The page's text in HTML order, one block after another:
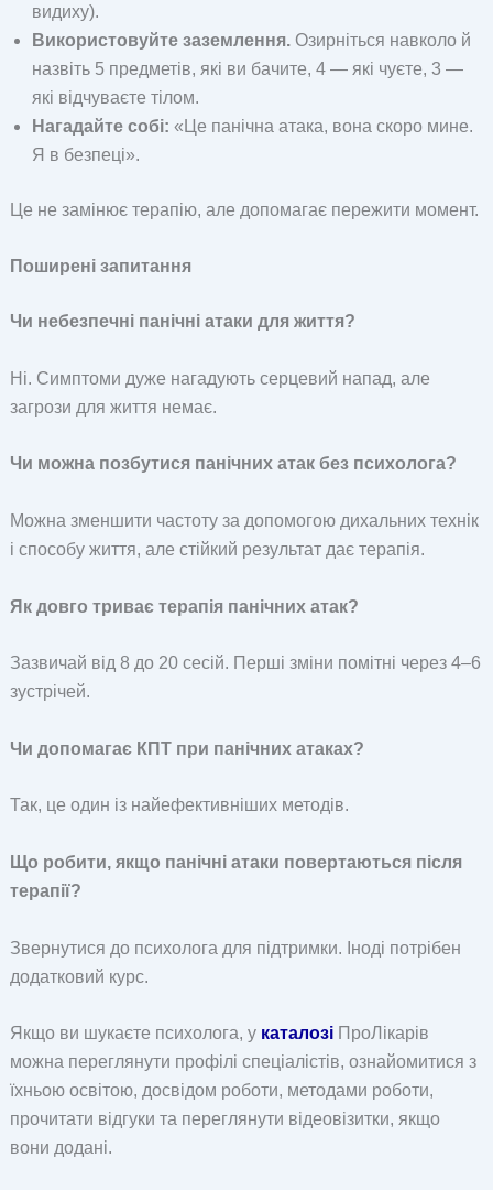
видиху).
Використовуйте заземлення.Озирніться навколо й
назвіть 5 предметів, які ви бачите, 4 — які чуєте, 3 —
які відчуваєте тілом.
Нагадайте собі: «Це панічна атака, вона скоро мине.
Я в безпеці».
Це не замінює терапію, але допомагає пережити момент.
Поширені запитання
Чи небезпечні панічні атаки для життя?
Ні. Симптоми дуже нагадують серцевий напад, але
загрози для життя немає.
Чи можна позбутися панічних атак без психолога?
Можна зменшити частоту за допомогою дихальних технік
і способу життя, але стійкий результат дає терапія.
Як довго триває терапія панічних атак?
Зазвичай від 8 до 20 сесій. Перші зміни помітні через 4–6
зустрічей.
Чи допомагає КПТ при панічних атаках?
Так, це один із найефективніших методів.
Що робити, якщо панічні атаки повертаються після
терапії?
Звернутися до психолога для підтримки. Іноді потрібен
додатковий курс.
Якщо ви шукаєте психолога, укаталозіПроЛікарів
можна переглянути профілі спеціалістів, ознайомитися з
їхньою освітою, досвідом роботи, методами роботи,
прочитати відгуки та переглянути відеовізитки, якщо
вони додані.